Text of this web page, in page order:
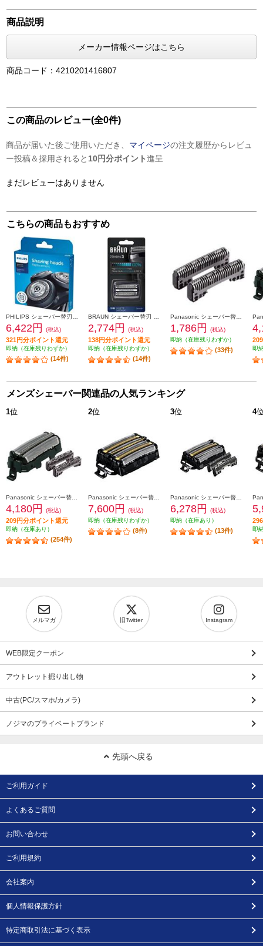
商品説明
メーカー情報ページはこちら
商品コード：4210201416807
この商品のレビュー(全0件)
商品が届いた後ご使用いただき、 マイページの注文履歴からレビュ
ー投稿＆採用されると 10円分ポイント進呈
まだレビューはありません
こちらの商品もおすすめ
6,422円 (税込)
321円分ポイント還元
即納（在庫残りわずか）
(14件)
2,774円 (税込)
138円分ポイント還元
即納（在庫残りわずか）
(14件)
1,786円
(税込)
即納（在庫残りわずか）
(33件) 即
メンズシェーバー関連品の人気ランキング
1位
4,180円 (税込)
209円分ポイント還元
即納（在庫あり）
(254件)
2位
7,600円
(税込)
即納（在庫残りわずか）
(8件)
3位
6,278円
(税込)
即納（在庫あり）
(13件)
4
即
メルマガ 旧Twitter Instagram
WEB限定クーポン
アウトレット掘り出し物
中古(PC/スマホ/カメラ)
ノジマのプライベートブランド
先頭へ戻る
ご利用ガイド
よくあるご質問
お問い合わせ
ご利用規約
会社案内
個人情報保護方針
特定商取引法に基づく表示